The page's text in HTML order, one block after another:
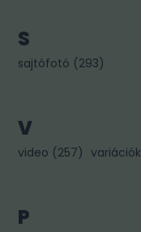
S
sajtófotó (293)
V
video (257) variációk
P